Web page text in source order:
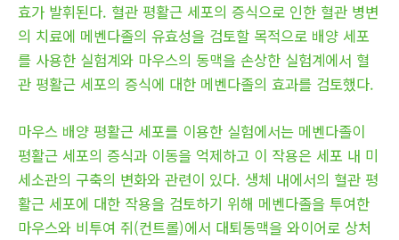
효가 발휘된다. 혈관 평활근 세포의 증식으로 인한 혈관 병변
의 치료에 메벤다졸의 유효성을 검토할 목적으로 배양 세포
를 사용한 실험계와 마우스의 동맥을 손상한 실험계에서 혈
관 평활근 세포의 증식에 대한 메벤다졸의 효과를 검토했다.
마우스 배양 평활근 세포를 이용한 실험에서는 메벤다졸이
평활근 세포의 증식과 이동을 억제하고 이 작용은 세포 내 미
세소관의 구축의 변화와 관련이 있다. 생체 내에서의 혈관 평
활근 세포에 대한 작용을 검토하기 위해 메벤다졸을 투여한
마우스와 비투여 쥐(컨트롤)에서 대퇴동맥을 와이어로 상처